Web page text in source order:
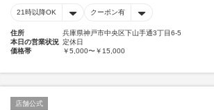
21時以降OK クーポン有
住所
兵庫県神戸市中央区下山手通3丁目6-5
本日の営業状況 定休日
価格帯
￥5,000〜￥15,000
店舗公式